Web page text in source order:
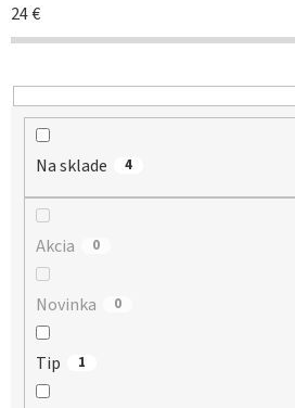
o
d
24€
Na sklade 4
Akcia 0
Novinka 0
Tip 1